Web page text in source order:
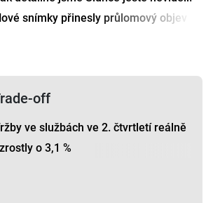
snímky přinesly průlomový objev
off
ve službách ve 2. čtvrtletí reálně
o 3,1 %